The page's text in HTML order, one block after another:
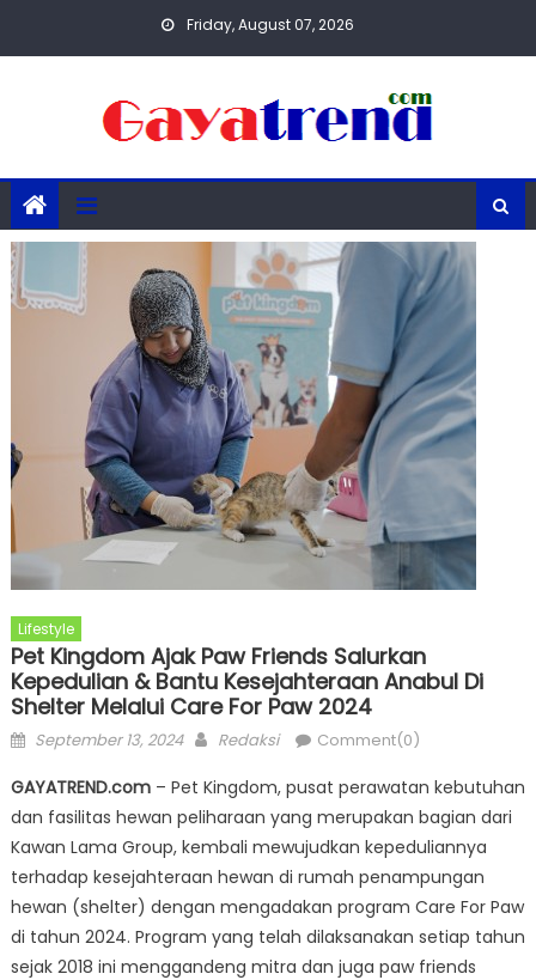
Friday, August 07, 2026
Lifestyle
Pet Kingdom Ajak Paw Friends Salurkan
Kepedulian & Bantu Kesejahteraan Anabul Di
Shelter Melalui Care For Paw 2024
Posted
September 13, 2024 Author
Redaksi Comment(0)
GAYATREND.com– Pet Kingdom, pusat perawatan kebutuhan
dan fasilitas hewan peliharaan yang merupakan bagian dari
Kawan Lama Group, kembali mewujudkan kepeduliannya
terhadap kesejahteraan hewan di rumah penampungan
hewan (shelter) dengan mengadakan program Care For Paw
di tahun 2024. Program yang telah dilaksanakan setiap tahun
sejak 2018 ini menggandeng mitra dan juga paw friends